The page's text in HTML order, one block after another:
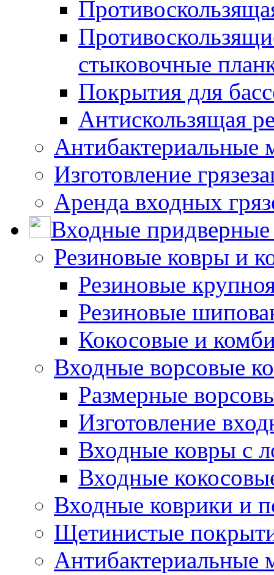
стыковочные
Покрытия для
Антискользящая
Антибактериальные
Изготовление
Аренда входных
Входные
Резиновые ковры и
Резиновые
Резиновые
Кокосовые и
Входные ворсовые
Размерные
Изготовление
Входные ковры с
Входные
Входные коврики и
Щетинистые
Антибактериальные